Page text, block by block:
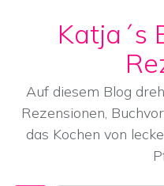
Skip to content
Katja´s
Auf diesem Blog
Rezensionen,
das Kochen von